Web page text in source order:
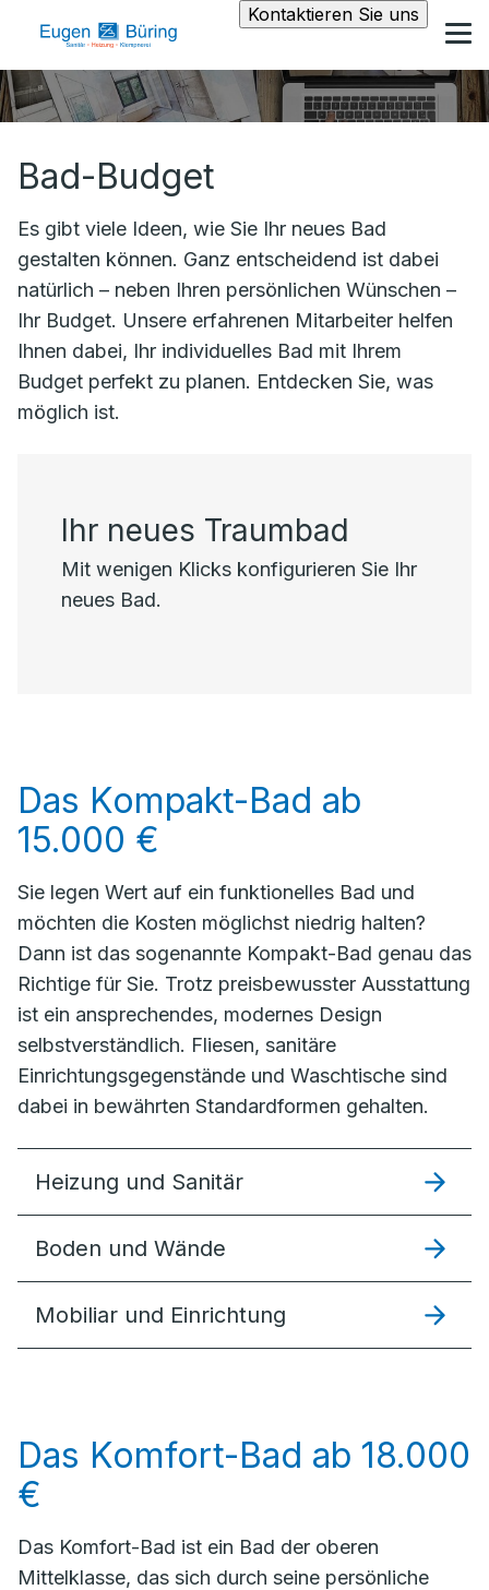
Kontaktieren Sie uns
Bad-Budget
Es gibt viele Ideen, wie Sie Ihr neues Bad
gestalten können. Ganz entscheidend ist dabei
natürlich – neben Ihren persönlichen Wünschen –
Ihr Budget. Unsere erfahrenen Mitarbeiter helfen
Ihnen dabei, Ihr individuelles Bad mit Ihrem
Budget perfekt zu planen. Entdecken Sie, was
möglich ist.
Ihr neues Traumbad
Mit wenigen Klicks konfigurieren Sie Ihr
neues Bad.
Das Kompakt-Bad ab
15.000 €
Sie legen Wert auf ein funktionelles Bad und
möchten die Kosten möglichst niedrig halten?
Dann ist das sogenannte Kompakt-Bad genau das
Richtige für Sie. Trotz preisbewusster Ausstattung
ist ein ansprechendes, modernes Design
selbstverständlich. Fliesen, sanitäre
Einrichtungsgegenstände und Waschtische sind
dabei in bewährten Standardformen gehalten.
Heizung und Sanitär
Boden und Wände
Mobiliar und Einrichtung
Das Komfort-Bad ab 18.000
€
Das Komfort-Bad ist ein Bad der oberen
Mittelklasse, das sich durch seine persönliche